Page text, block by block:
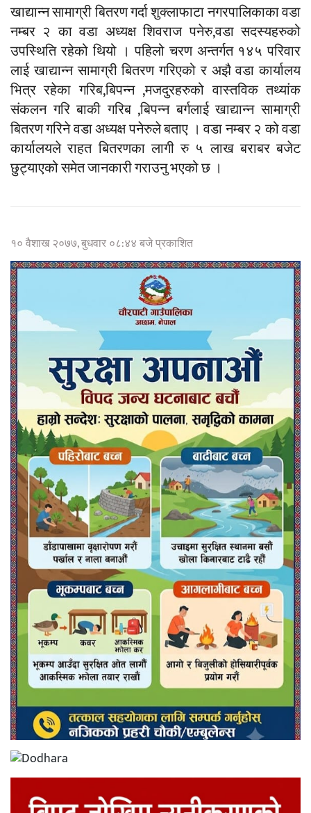
खाद्यान्न सामाग्री बितरण गर्दा शुक्लाफाटा नगरपालिकाका वडा
नम्बर २ का वडा अध्यक्ष शिवराज पनेरु,वडा सदस्यहरुको
उपस्थिति रहेको थियो । पहिलो चरण अन्तर्गत १४५ परिवार
लाई खाद्यान्न सामाग्री बितरण गरिएको र अझै वडा कार्यालय
भित्र रहेका गरिब,बिपन्न ,मजदुरहरुको वास्तविक तथ्यांक
संकलन गरि बाकी गरिब ,बिपन्न बर्गलाई खाद्यान्न सामाग्री
बितरण गरिने वडा अध्यक्ष पनेरुले बताए । वडा नम्बर २ को वडा
कार्यालयले राहत बितरणका लागी रु ५ लाख बराबर बजेट
छुट्याएको समेत जानकारी गराउनु भएको छ ।
१० वैशाख २०७७, बुधवार ०८:४४ बजे प्रकाशित